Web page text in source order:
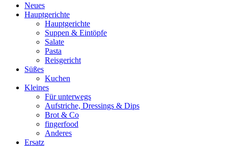
Neues
Hauptgerichte
Hauptgerichte
Suppen & Eintöpfe
Salate
Pasta
Reisgericht
Süßes
Kuchen
Kleines
Für unterwegs
Aufstriche, Dressings & Dips
Brot & Co
fingerfood
Anderes
Ersatz